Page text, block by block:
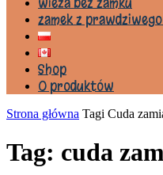
zamek z
Shop
0 produktów
Strona główna Tagi Cuda
Tag: cuda